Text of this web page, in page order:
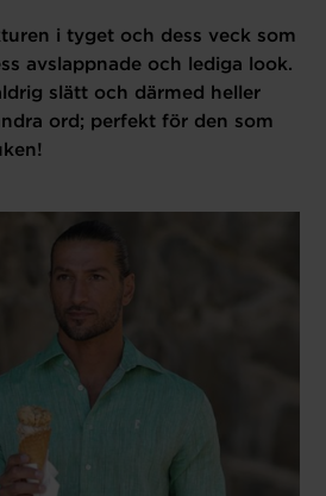
i tyget och dess veck som
avslappnade och lediga look.
slätt och därmed heller
ord; perfekt för den som